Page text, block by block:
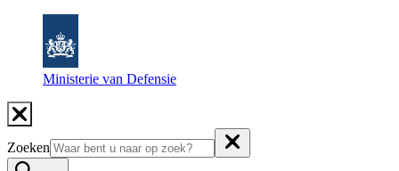
Ministerie van Defensie
Zoeken